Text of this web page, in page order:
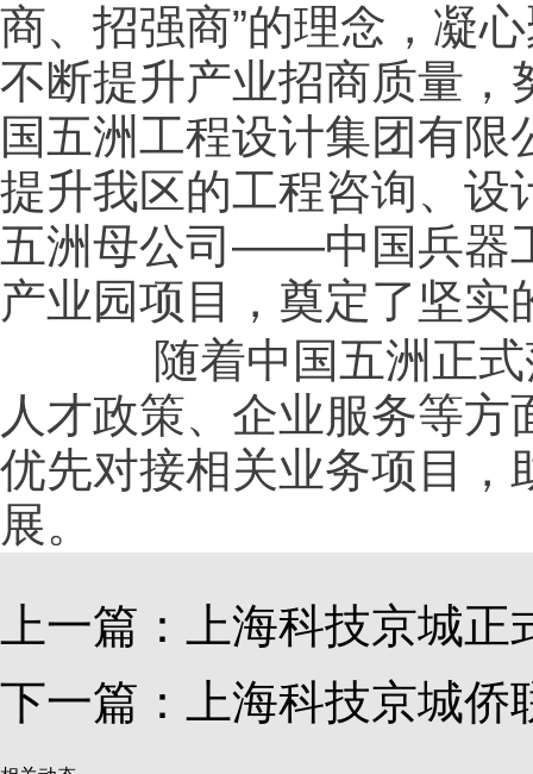
商、招强商”的理念，凝
不断提升产业招商质量，
国五洲工程设计集团有
提升我区的工程咨询、设
五洲母公司——中国兵器
产业园项目，奠定了坚实
随着中国五洲正
人才政策、企业服务等
优先对接相关业务项目，
展。
上一篇：
上海科技京城
下一篇：
上海科技京城